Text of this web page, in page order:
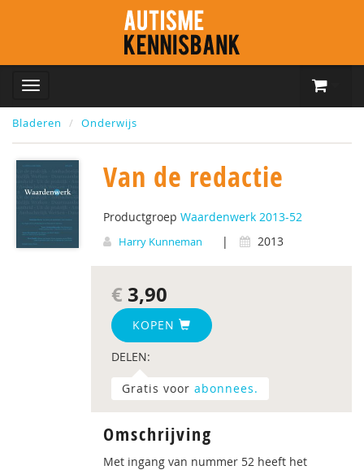
Bladeren Onderwijs
Van de redactie
Productgroep Waardenwerk 2013-52
Harry Kunneman | 2013
€ 3,90
KOPEN
DELEN:
Gratis voor abonnees.
Omschrijving
Met ingang van nummer 52 heeft het